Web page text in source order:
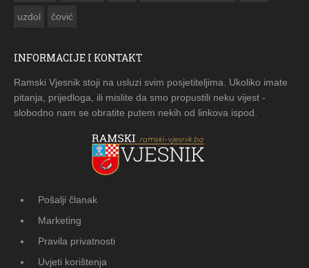
uzdol čović
INFORMACIJE I KONTAKT
Ramski Vjesnik stoji na usluzi svim posjetiteljima. Ukoliko imate
pitanja, prijedloga, ili mislite da smo propustili neku vijest -
slobodno nam se obratite putem nekih od linkova ispod.
Pošalji članak
Marketing
Pravila privatnosti
Uvjeti korištenja